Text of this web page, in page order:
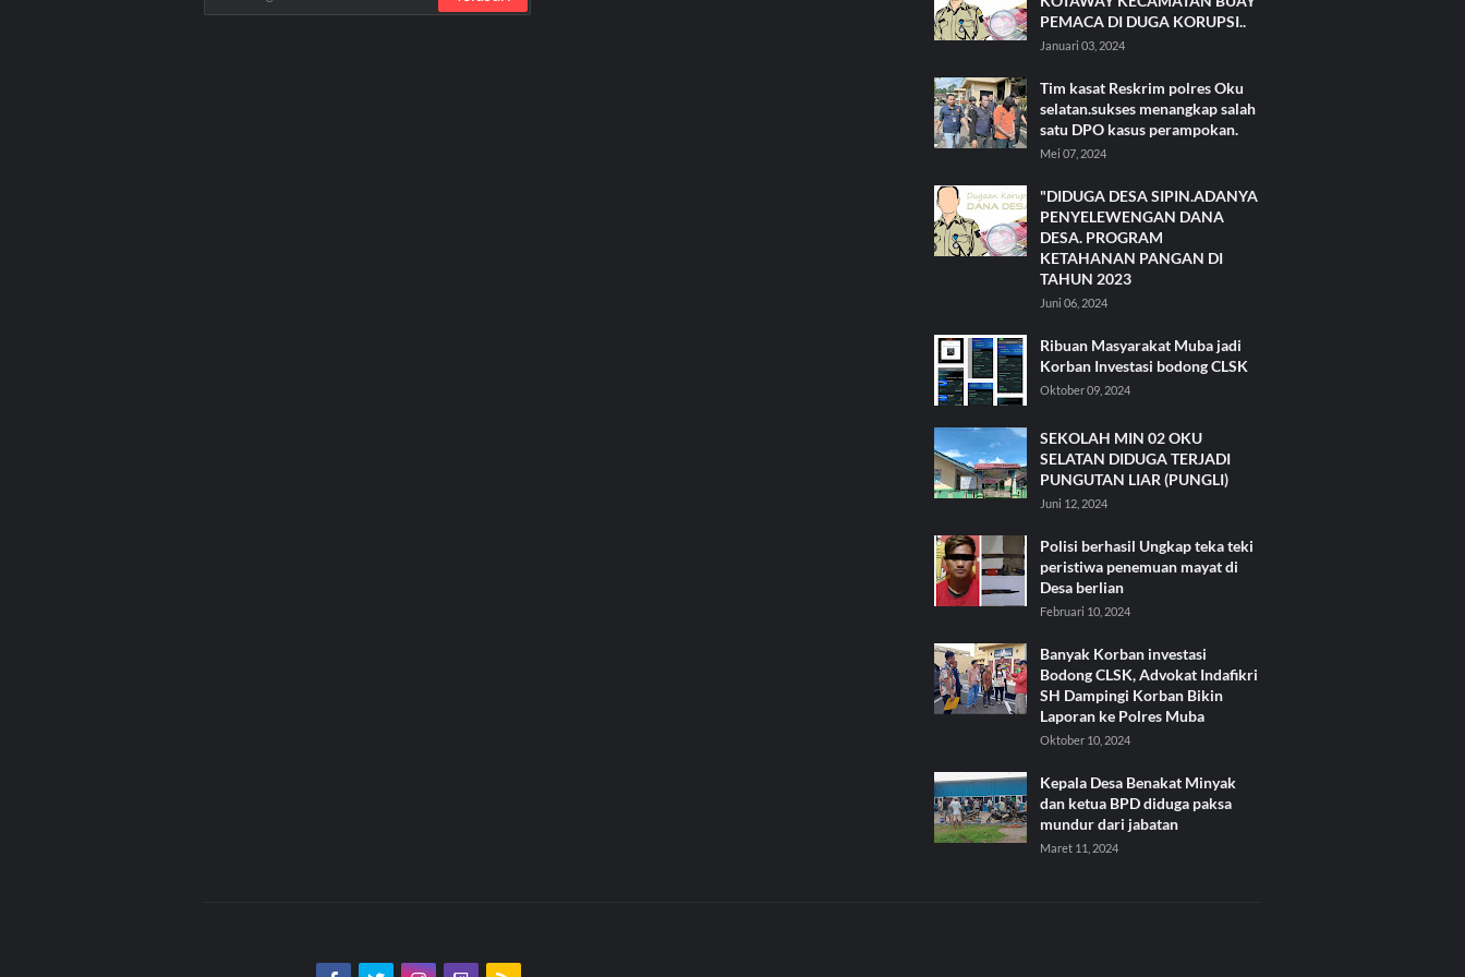
PEMACA DI DUGA KORUPSI..
Januari 03, 2024
Tim kasat Reskrim polres Oku
selatan.sukses menangkap salah
satu DPO kasus perampokan.
Mei 07, 2024
"DIDUGA DESA SIPIN.ADANYA
PENYELEWENGAN DANA
DESA. PROGRAM
KETAHANAN PANGAN DI
TAHUN 2023
Juni 06, 2024
Ribuan Masyarakat Muba jadi
Korban Investasi bodong CLSK
Oktober 09, 2024
SEKOLAH MIN 02 OKU
SELATAN DIDUGA TERJADI
PUNGUTAN LIAR (PUNGLI)
Juni 12, 2024
Polisi berhasil Ungkap teka teki
peristiwa penemuan mayat di
Desa berlian
Februari 10, 2024
Banyak Korban investasi
Bodong CLSK, Advokat Indafikri
SH Dampingi Korban Bikin
Laporan ke Polres Muba
Oktober 10, 2024
Kepala Desa Benakat Minyak
dan ketua BPD diduga paksa
mundur dari jabatan
Maret 11, 2024